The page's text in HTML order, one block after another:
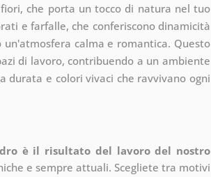
che porta un tocco di natura nel tuo
e farfalle, che conferiscono dinamicità
calma e romantica. Questo
di lavoro, contribuendo a un ambiente
durata e colori vivaci che ravvivano ogni
è il risultato del lavoro del nostro
e sempre attuali. Scegliete tra motivi